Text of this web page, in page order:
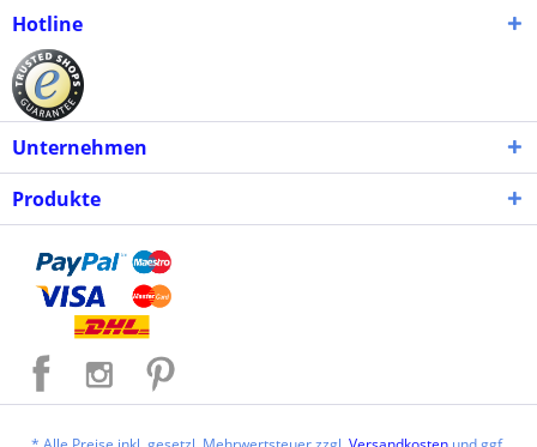
Hotline
Unternehmen
Produkte